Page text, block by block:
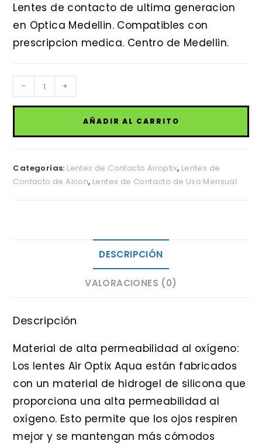
Lentes de contacto de ultima generacion
en Optica Medellin. Compatibles con
prescripcion medica. Centro de Medellin.
Optix
cantidad
- +
AÑADIR AL CARRITO
Categorías: Lentes de Contacto Airoptix, Lentes de
Contacto de Alcon, Lentes de Contacto de Uso Mensual
DESCRIPCIÓN
VALORACIONES (0)
Descripción
Material de alta permeabilidad al oxígeno:
Los lentes Air Optix Aqua están fabricados
con un material de hidrogel de silicona que
proporciona una alta permeabilidad al
oxígeno. Esto permite que los ojos respiren
mejor y se mantengan más cómodos